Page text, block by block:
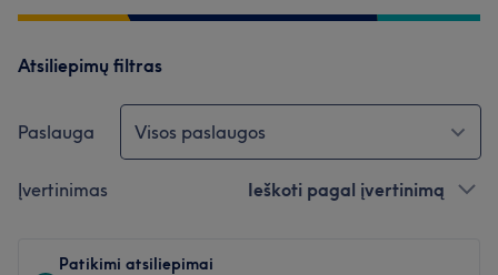
Atsiliepimų filtras
Paslauga Visos paslaugos
Įvertinimas Ieškoti pagal įvertinimą
Patikimi atsiliepimai